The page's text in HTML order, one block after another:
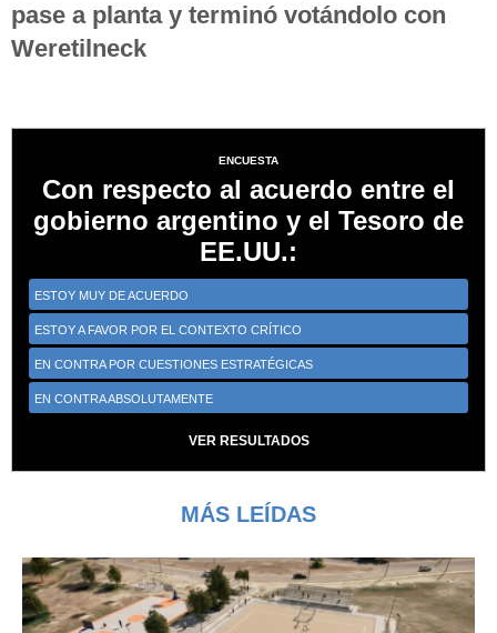
pase a planta y terminó votándolo con
Weretilneck
ENCUESTA
Con respecto al acuerdo entre el
gobierno argentino y el Tesoro de
EE.UU.:
ESTOY MUY DE ACUERDO
ESTOY A FAVOR POR EL CONTEXTO CRÍTICO
EN CONTRA POR CUESTIONES ESTRATÉGICAS
EN CONTRA ABSOLUTAMENTE
VER RESULTADOS
MÁS LEÍDAS